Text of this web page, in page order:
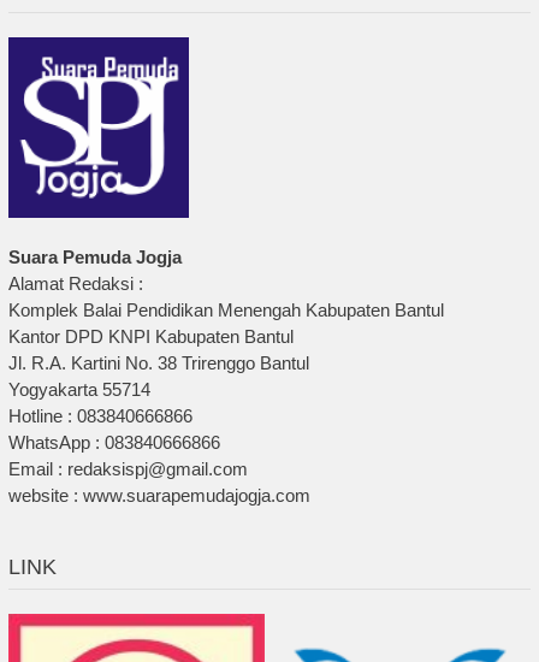
Suara Pemuda Jogja
Alamat Redaksi :
Komplek Balai Pendidikan Menengah Kabupaten Bantul
Kantor DPD KNPI Kabupaten Bantul
Jl. R.A. Kartini No. 38 Trirenggo Bantul
Yogyakarta 55714
Hotline : 083840666866
WhatsApp : 083840666866
Email : redaksispj@gmail.com
website : www.suarapemudajogja.com
LINK